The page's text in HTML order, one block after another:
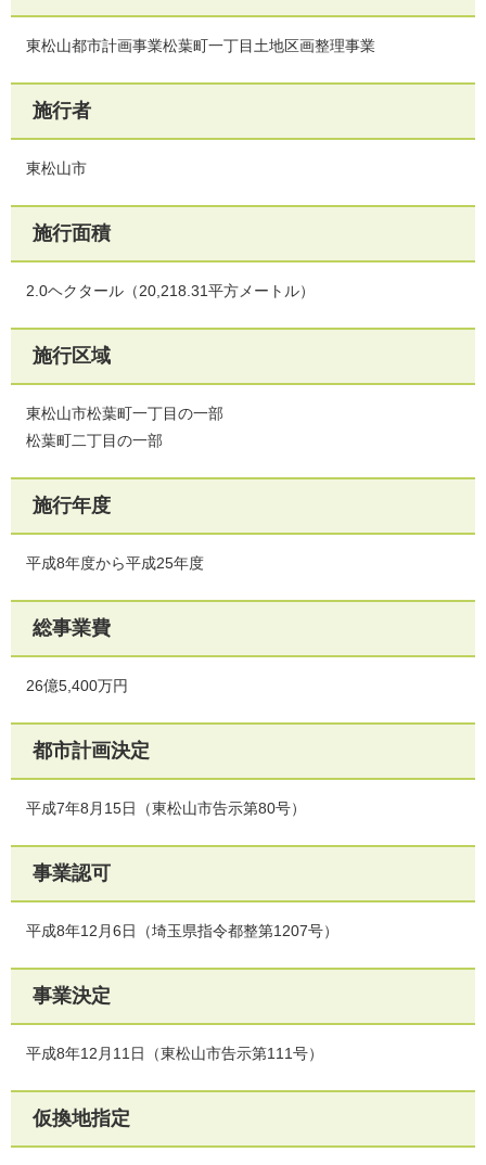
東松山都市計画事業松葉町一丁目土地区画整理事業
施行者
東松山市
施行面積
2.0ヘクタール（20,218.31平方メートル）
施行区域
東松山市松葉町一丁目の一部
松葉町二丁目の一部
施行年度
平成8年度から平成25年度
総事業費
26億5,400万円
都市計画決定
平成7年8月15日（東松山市告示第80号）
事業認可
平成8年12月6日（埼玉県指令都整第1207号）
事業決定
平成8年12月11日（東松山市告示第111号）
仮換地指定